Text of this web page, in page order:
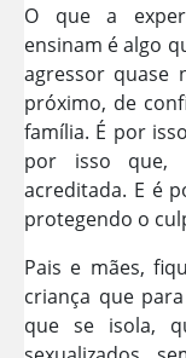
O que a
ensinam é algo
agressor quase
próximo, de
família. É por
por isso que,
acreditada. E é
protegendo o
Pais e mães,
criança que
que se isola,